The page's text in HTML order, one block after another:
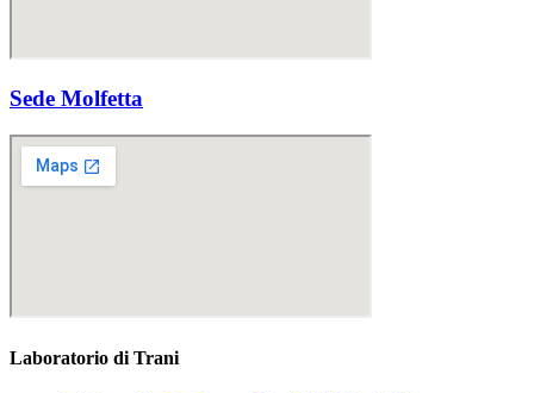
Sede Molfetta
Laboratorio di Trani